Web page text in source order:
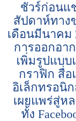
ชัวร์ก่อนแ
สัปดาห์ทาง
เดือนมีนาคม
การออกอา
เพิ่มรูปแบบ
กราฟิก สื่อ
อิเล็กทรอนิ
เผยแพร่สู่ห
ทั้ง